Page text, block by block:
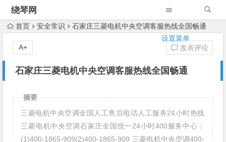
绕琴网
设置菜单
首页 安全常识 石家庄三菱电机中央空调客服热线全国畅通
石家庄三菱电机中央空调客服热线全国畅通
发表评论
A+
摘要
三菱电机中央空调全国人工售后电话人工服务24小时热线
三菱电机中央空调石家庄全国统一24小时400服务中心：
(1)400-1865-909(2)400-1865-909 三菱电机中央空调400-